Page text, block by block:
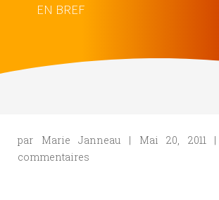
EN BREF
par Marie Janneau | Mai 20, 2011|
commentaires